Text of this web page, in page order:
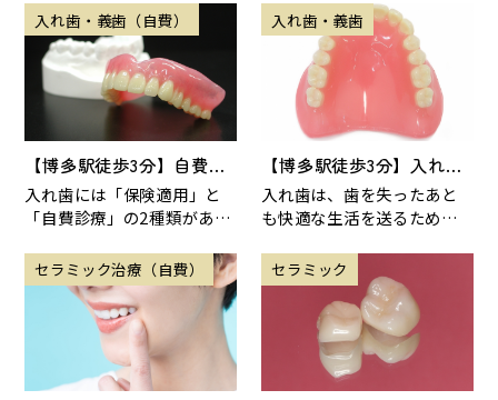
受けるイメージが強いかも
しれませんが、大人にとっ
て
元の色に近づいていきます。
これを「後戻り」と呼びま
入れ歯・義歯（自費）
【博多駅徒歩3分】自費入
れ歯のメリット・デメリッ
トを詳しく解説
入れ歯には「保険適用」と
「自費診療」の2種類があり
使いやすさにこだわりたい
方の多くが選択肢に入れ
入れ歯・義歯
【博多駅徒歩3分】入れ歯
を長持ちさせるためのメン
テナンス方法とは？
入れ歯は、歯を失ったあと
も快適な生活を送るための
し、「作ったばかりの頃は
快適だったのに、最近合
セラミック治療（自費） セラミック